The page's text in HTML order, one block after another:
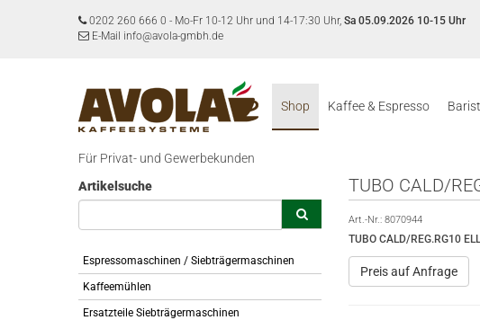
0202 260 666 0 - Mo-Fr 10-12 Uhr und 14-17:30 Uhr, Sa 05.09.2026 10-15 Uhr
E-Mail info@avola-gmbh.de
Shop Kaffee & Espresso
Für Privat- und Gewerbekunden
Artikelsuche
Espressomaschinen / Siebträgermaschinen
Kaffeemühlen
Ersatzteile Siebträgermaschinen
TUBO CALD/
Art.-Nr.: 8070944
TUBO CALD/REG.RG10
Preis auf Anfrage